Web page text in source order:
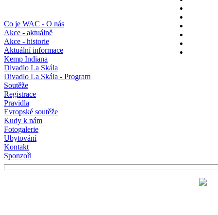
Co je WAC - O nás
Akce - aktuálně
Akce - historie
Aktuální informace
Kemp Indiana
Divadlo La Skála
Divadlo La Skála - Program
Soutěže
Registrace
Pravidla
Evropské soutěže
Kudy k nám
Fotogalerie
Ubytování
Kontakt
Sponzoři